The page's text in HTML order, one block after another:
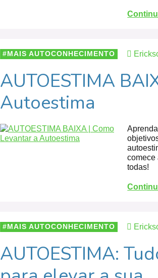
MAIS AUTOCONHECIMENTO
AUTOESTIMA
Autoestima
comece
todas!
MAIS AUTOCONHECIMENTO
AUTOESTIMA: